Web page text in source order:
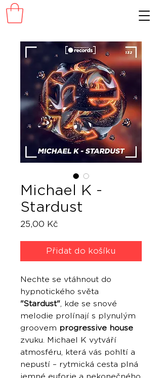
Michael K -
Stardust
25,00 Kč
Přidat do košíku
Nechte se vtáhnout do
hypnotického světa
"Stardust", kde se snové
melodie prolínají s plynulým
groovem progressive house
zvuku. Michael K vytváří
atmosféru, která vás pohltí a
nepustí – rytmická cesta plná